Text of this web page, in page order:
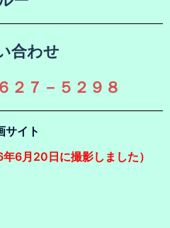
合わせ
２７－５２９８
サイト
6月20日に撮影しました）